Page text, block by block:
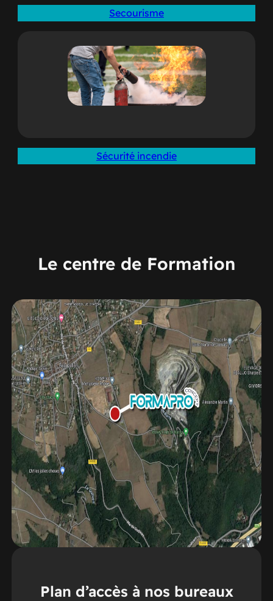
Secourisme
Sécurité incendie
Le centre de Formation
Plan d’accès à nos bureaux